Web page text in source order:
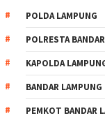
POLDA LAMPUNG
POLRESTA
KAPOLDA
BANDAR LAMPUNG
PEMKOT BANDAR